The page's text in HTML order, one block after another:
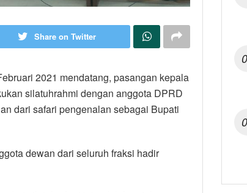
Share on Twitter
2021 mendatang, pasangan kepala
silatuhrahmi dengan anggota DPRD
dari safari pengenalan sebagai Bupati
dewan dari seluruh fraksi hadir